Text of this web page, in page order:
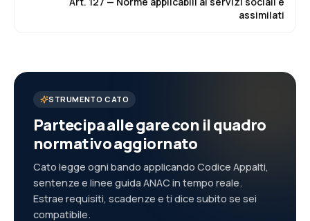
assimilati
STRUMENTO CATO
Partecipa alle gare con il quadro
normativo aggiornato
Cato legge ogni bando applicando Codice Appalti,
sentenze e linee guida ANAC in tempo reale.
Estrae requisiti, scadenze e ti dice subito se sei
compatibile.